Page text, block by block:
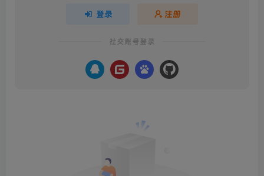
登录 注册
社交账号登录